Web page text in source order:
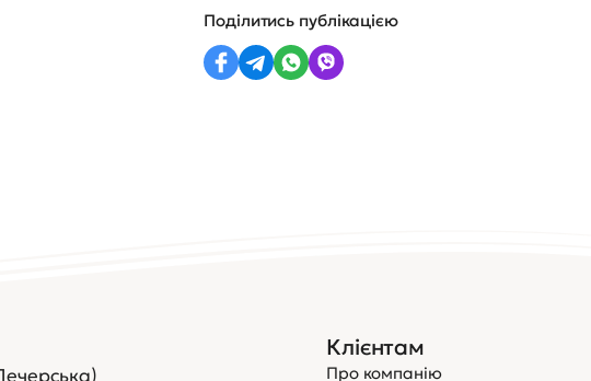
Поділитись публікацією
Клієнтам
Про компанію